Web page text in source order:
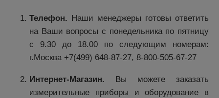
Телефон. Наши менеджеры готовы ответить
на Ваши вопросы с понедельника по пятницу
с 9.30 до 18.00 по следующим номерам:
г.Москва +7(499) 648-87-27, 8-800-505-67-27
Интернет-Магазин. Вы можете заказать
измерительные приборы и оборудование в